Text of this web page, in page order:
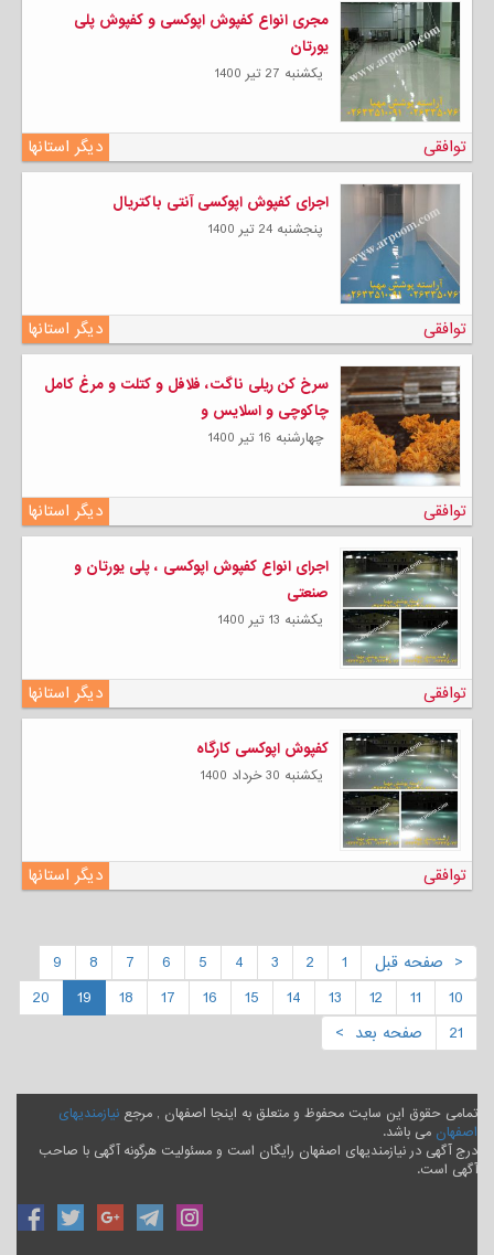
مجری انواع کفپوش اپوکسی و کفپوش پلی
یورتان
يكشنبه 27 تیر 1400
دیگر استانها توافقی
اجرای کفپوش اپوکسی آنتی باکتریال
پنجشنبه 24 تیر 1400
دیگر استانها توافقی
سرخ کن ریلی ناگت، فلافل و کتلت و مرغ کامل
چاکوچی و اسلایس و
چهارشنبه 16 تیر 1400
دیگر استانها توافقی
اجرای انواع کفپوش اپوکسی ، پلی یورتان و
صنعتی
يكشنبه 13 تیر 1400
دیگر استانها توافقی
کفپوش اپوکسی کارگاه
يكشنبه 30 خرداد 1400
دیگر استانها توافقی
< صفحه قبل 1
2
3
4
5
6
7
8
9
10
11
12
13
14
15
16
17
18
19
20
21
صفحه بعد >
تمامی حقوق این سایت محفوظ و متعلق به اینجا اصفهان , مرجع نیازمندیهای
اصفهان می باشد.
درج آگهی در نیازمندیهای اصفهان رایگان است و مسئولیت هرگونه آگهی با صاحب
آگهی است.